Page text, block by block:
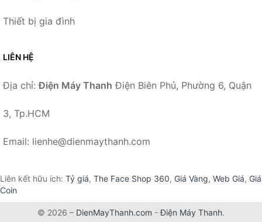
Thiết bị gia đình
LIÊN HỆ
Địa chỉ:Điện Máy Thanh Điện Biên Phủ, Phường 6, Quận
3, Tp.HCM
Email: lienhe@dienmaythanh.com
Liên kết hữu ích: Tỷ giá, The Face Shop 360, Giá Vàng, Web Giá, Giá
Coin
© 2026 – DienMayThanh.com -Điện Máy Thanh.